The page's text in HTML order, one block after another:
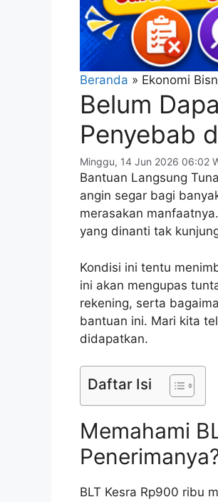
Beranda » Ekonomi
Belum
Penyebab
Minggu, 14 Jun 2026 06:02
Bantuan Langsung
angin segar bagi
merasakan
yang dinanti tak
Kondisi ini tentu
ini akan mengupas
rekening, serta
bantuan ini. Mari kita
didapatkan.
Daftar Isi
Memahami
BLT Kesra Rp900 ribu